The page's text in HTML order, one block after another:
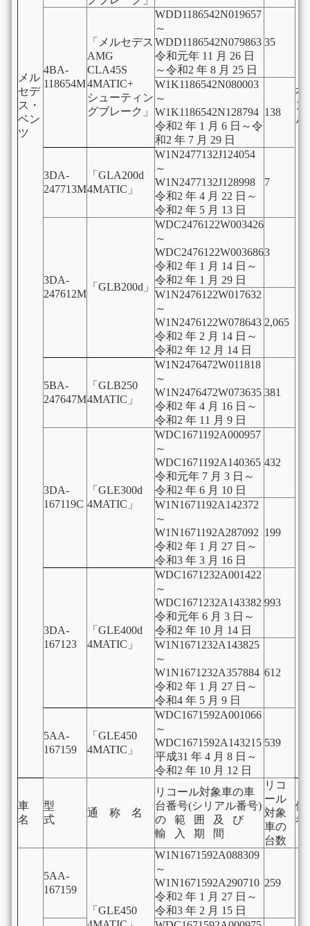
メル
セデ
ス・
ベン
ツ
右
ン
ル
4BA-
118654M
「メルセデス
AMG
CLA45S
4MATIC+
シューティン
グブレーク」
WDD1186542N019657
～
WDD1186542N079863
令和元年 11 月 26 日
～令和2 年 8 月 25 日
35
W1K1186542N080003
～
W1K1186542N128794
令和2 年 1 月 6 日～令
和2 年 7 月 29 日
138
3DA-
247713M
「GLA200d
4MATIC」
W1N2477132J124054
～
W1N2477132J128998
令和2 年 4 月 22 日～
令和2 年 5 月 13 日
7
3DA-
247612M
「GLB200d」
WDC2476122W003426
～
WDC2476122W003686
令和2 年 1 月 14 日～
令和2 年 1 月 29 日
3
W1N2476122W017632
～
W1N2476122W078643
令和2 年 2 月 14 日～
令和2 年 12 月 14 日
2,065
5BA-
247647M
「GLB250
4MATIC」
W1N2476472W011818
～
W1N2476472W073635
令和2 年 4 月 16 日～
令和2 年 11 月 9 日
381
3DA-
167119C
「GLE300d
4MATIC」
WDC1671192A000957
～
WDC1671192A140365
令和元年 7 月 3 日～
令和2 年 6 月 10 日
432
W1N1671192A142372
～
W1N1671192A287092
令和2 年 1 月 27 日～
令和3 年 3 月 16 日
199
3DA-
167123
「GLE400d
4MATIC」
WDC1671232A001422
～
WDC1671232A143382
令和元年 6 月 3 日～
令和2 年 10 月 14 日
993
W1N1671232A143825
～
W1N1671232A357884
令和2 年 1 月 27 日～
令和4 年 5 月 9 日
612
5AA-
167159
「GLE450
4MATIC」
WDC1671592A001066
～
WDC1671592A143215
平成31 年 4 月 8 日～
令和2 年 10 月 12 日
539
車
名
型
式
通 称 名
リコール対象車の車
台番号(シリアル番号)
の 範 囲 及 び
輸 入 期 間
リコ
ール
対象
車の
台数
考
5AA-
167159
「GLE450
W1N1671592A088309
～
W1N1671592A290710
令和2 年 1 月 27 日～
令和3 年 2 月 15 日
259